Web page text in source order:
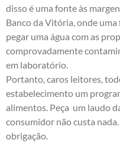
disso é uma fonte às
Banco da Vitória, onde
pegar uma água com as
comprovadamente
em laboratório.
Portanto, caros leitores,
estabelecimento um
alimentos. Peça um laudo
consumidor não custa
obrigação.